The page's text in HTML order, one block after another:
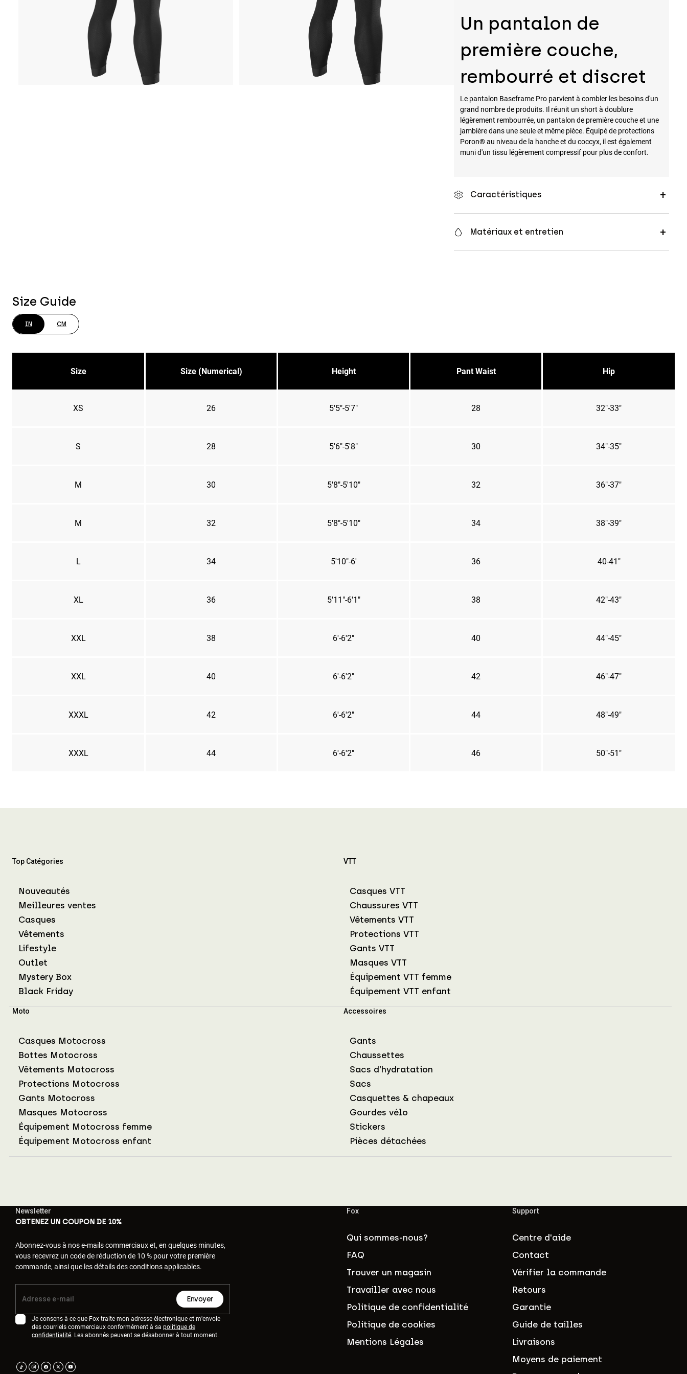
Un pantalon de
première couche,
rembourré et discret
Le pantalon Baseframe Pro parvient à combler les besoins d'un
grand nombre de produits. Il réunit un short à doublure
légèrement rembourrée, un pantalon de première couche et une
jambière dans une seule et même pièce. Équipé de protections
Poron® au niveau de la hanche et du coccyx, il est également
muni d'un tissu légèrement compressif pour plus de confort.
Caractéristiques
Matériaux et entretien
Size Guide
IN CM
Size Size (Numerical) Height Pant Waist Hip
XS 26 5'5"-5'7" 28 32"-33"
S 28 5'6"-5'8" 30 34"-35"
M 30 5'8"-5'10" 32 36"-37"
M 32 5'8"-5'10" 34 38"-39"
L 34 5'10"-6' 36 40-41"
XL 36 5'11"-6'1" 38 42"-43"
XXL 38 6'-6'2" 40 44"-45"
XXL 40 6'-6'2" 42 46"-47"
XXXL 42 6'-6'2" 44 48"-49"
XXXL 44 6'-6'2" 46 50"-51"
Top Catégories
Nouveautés
Meilleures ventes
Casques
Vêtements
Lifestyle
Outlet
Mystery Box
Black Friday
VTT
Casques VTT
Chaussures VTT
Vêtements VTT
Protections VTT
Gants VTT
Masques VTT
Équipement VTT femme
Équipement VTT enfant
Moto
Casques Motocross
Bottes Motocross
Vêtements Motocross
Protections Motocross
Gants Motocross
Masques Motocross
Équipement Motocross femme
Équipement Motocross enfant
Accessoires
Gants
Chaussettes
Sacs d’hydratation
Sacs
Casquettes & chapeaux
Gourdes vélo
Stickers
Pièces détachées
Newsletter
OBTENEZ UN COUPON DE 10%
Abonnez-vous à nos e-mails commerciaux et, en quelques minutes,
vous recevrez un code de réduction de 10 % pour votre première
commande, ainsi que les détails des conditions applicables.
Envoyer
Je consens à ce que Fox traite mon adresse électronique et m'envoie
des courriels commerciaux conformément à sa politique de
confidentialité. Les abonnés peuvent se désabonner à tout moment.
Fox
Qui sommes-nous?
FAQ
Trouver un magasin
Travailler avec nous
Politique de confidentialité
Politique de cookies
Mentions Légales
Support
Centre d'aide
Contact
Vérifier la commande
Retours
Garantie
Guide de tailles
Livraisons
Moyens de paiement